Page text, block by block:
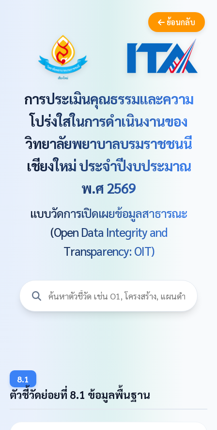
การประเมินคุณธรรมและความ
โปร่งใสในการดำเนินงานของ
วิทยาลัยพยาบาลบรมราชชนนี
เชียงใหม่ ประจำปีงบประมาณ
พ.ศ 2569
แบบวัดการเปิดเผยข้อมูลสาธารณะ
(Open Data Integrity and
Transparency: OIT)
ย้อนกลับ
8.1
ตัวชี้วัดย่อยที่ 8.1 ข้อมูลพื้นฐาน